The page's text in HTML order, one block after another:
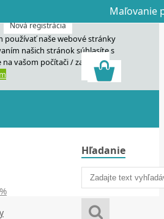
používať naše webové stránky
našich stránok súhlasíte s
vašom počítači / zariadení.
Hľadanie
Nová registrácia
Dnes
Dnes veľký
Maľovanie